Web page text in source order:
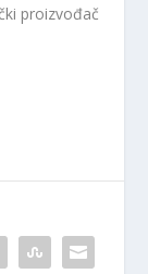
proizvođač